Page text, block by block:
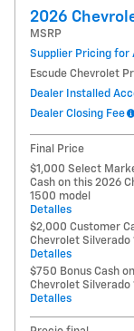
2026
MSRP
Supplier Pricing for
Escude Chevrolet
Dealer Installed
Dealer Closing Fee
Final Price
$1,000 Select
Cash on this 2026
1500 model
Detalles
$2,000 Customer
Chevrolet Silverado
Detalles
$750 Bonus Cash
Chevrolet Silverado
Detalles